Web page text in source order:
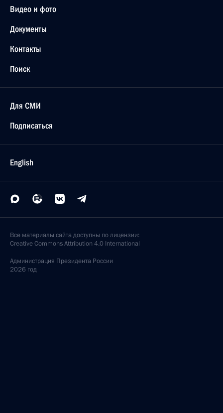
Видео и фото
Документы
Контакты
Поиск
Для СМИ
Подписаться
English
Все материалы сайта доступны по лицензии:
Creative Commons Attribution 4.0 International
Администрация Президента России
2026 год